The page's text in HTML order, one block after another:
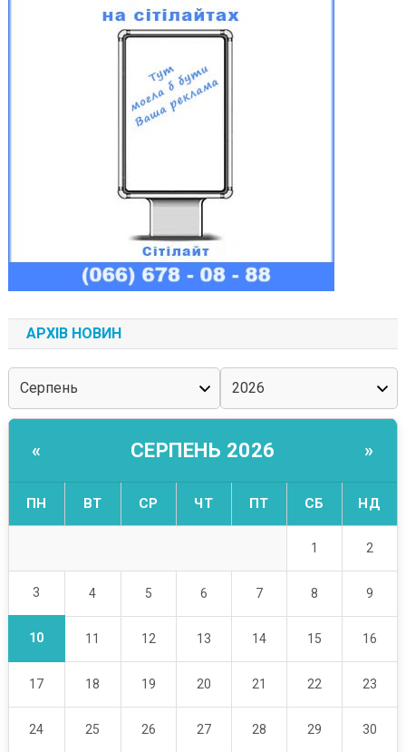
АРХІВ НОВИН
« СЕРПЕНЬ 2026 »
ПН ВТ СР ЧТ ПТ СБ НД
1 2
3 4 5 6 7 8 9
10 11 12 13 14 15 16
17 18 19 20 21 22 23
24 25 26 27 28 29 30